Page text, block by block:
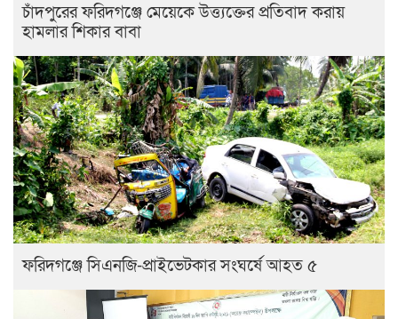
চাঁদপুরের ফরিদগঞ্জে মেয়েকে উত্ত্যক্তের প্রতিবাদ করায়
হামলার শিকার বাবা
ফরিদগঞ্জে সিএনজি-প্রাইভেটকার সংঘর্ষে আহত ৫